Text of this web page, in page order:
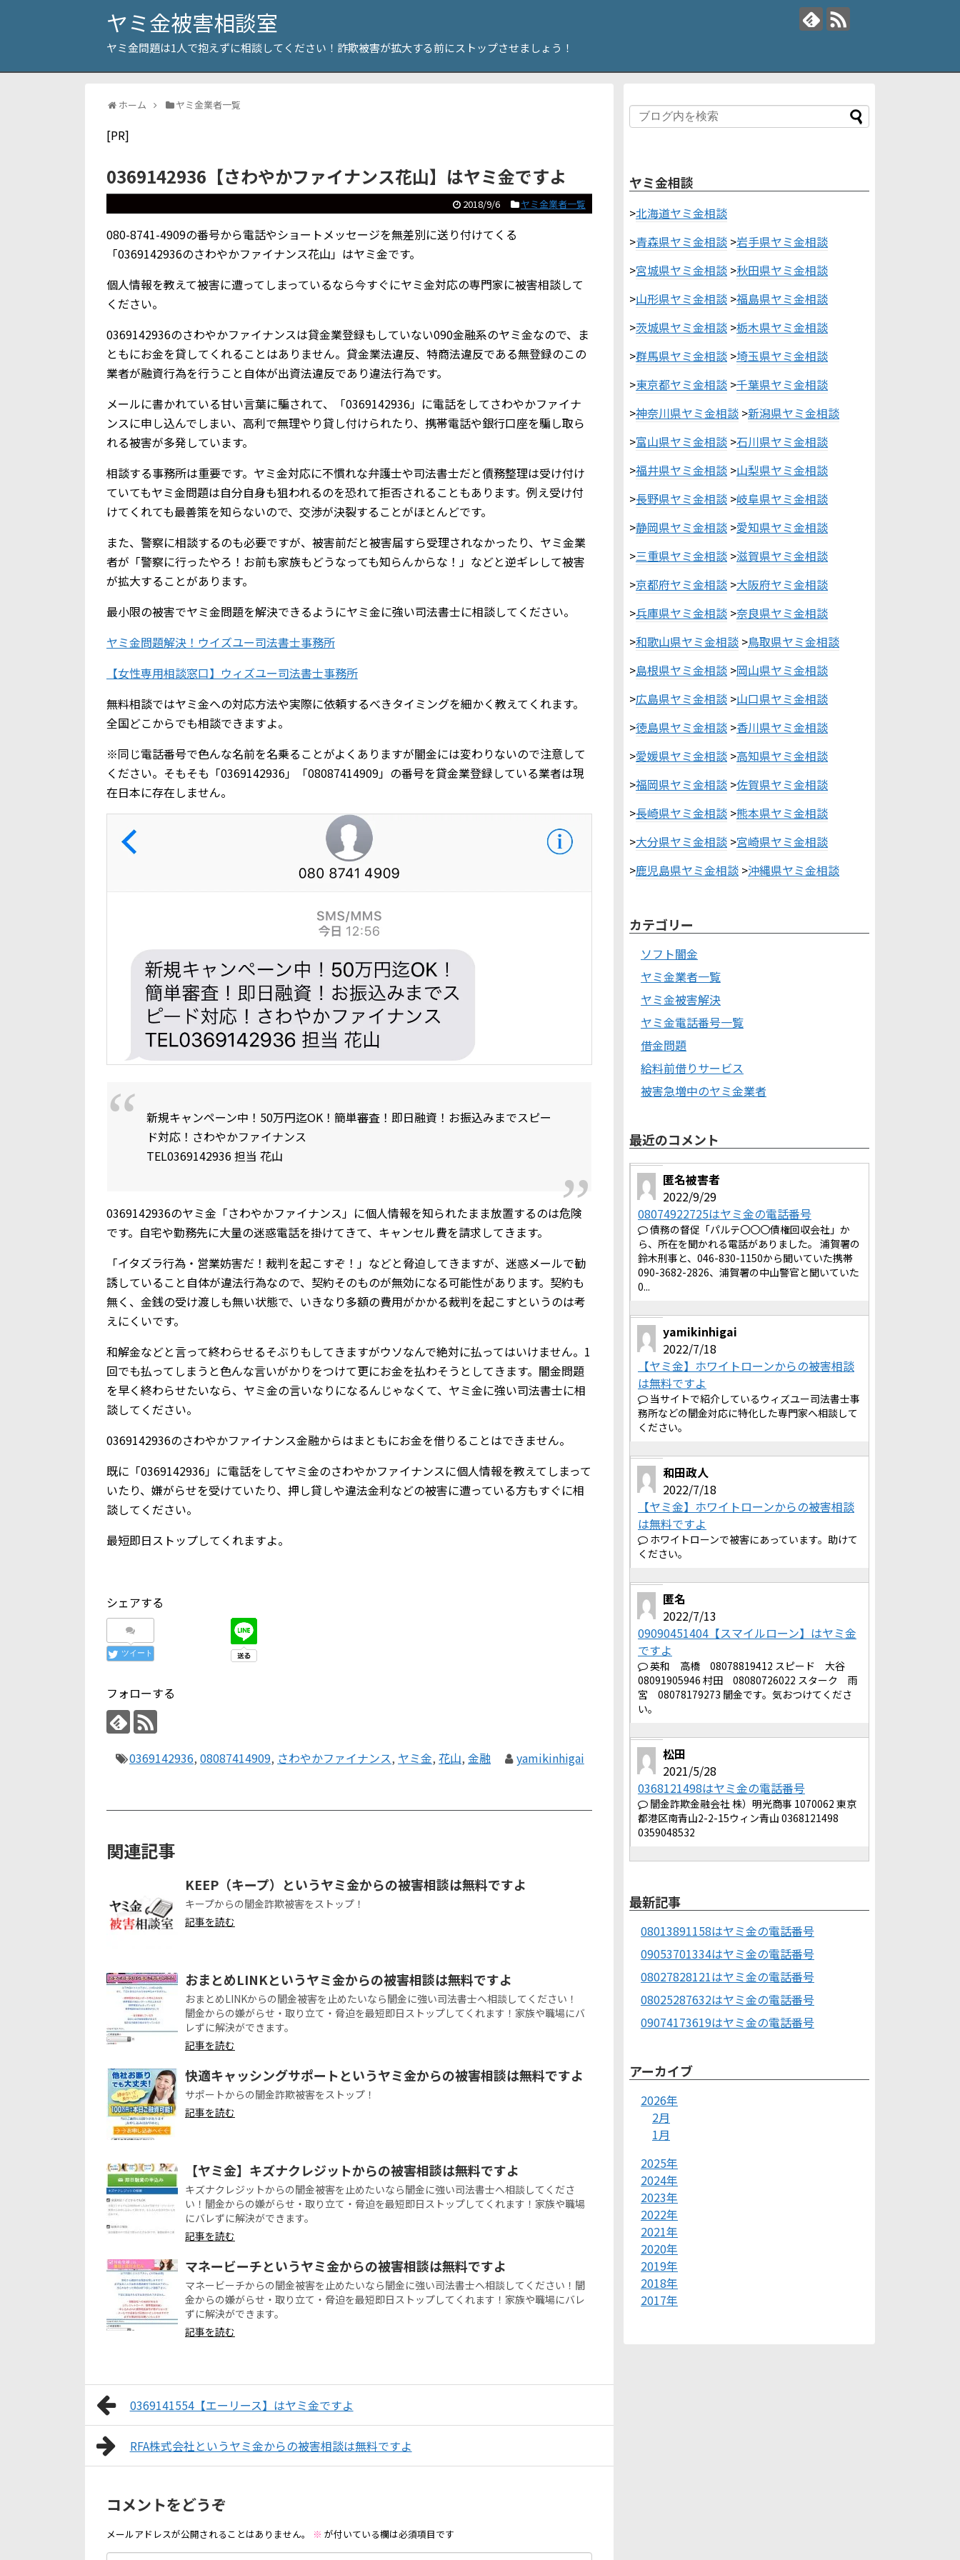
ヤミ金被害相談室
ヤミ金問題は1人で抱えずに相談してください！詐欺被害が拡大する前にストップさせましょう！
ホーム ヤミ金業者一覧
[PR]
0369142936【さわやかファイナンス花山】はヤミ金ですよ
2018/9/6 ヤミ金業者一覧
080-8741-4909の番号から電話やショートメッセージを無差別に送り付けてくる
「0369142936のさわやかファイナンス花山」はヤミ金です。
個人情報を教えて被害に遭ってしまっているなら今すぐにヤミ金対応の専門家に被害相談して
ください。
0369142936のさわやかファイナンスは貸金業登録もしていない090金融系のヤミ金なので、ま
ともにお金を貸してくれることはありません。貸金業法違反、特商法違反である無登録のこの
業者が融資行為を行うこと自体が出資法違反であり違法行為です。
メールに書かれている甘い言葉に騙されて、「0369142936」に電話をしてさわやかファイナ
ンスに申し込んでしまい、高利で無理やり貸し付けられたり、携帯電話や銀行口座を騙し取ら
れる被害が多発しています。
相談する事務所は重要です。ヤミ金対応に不慣れな弁護士や司法書士だと債務整理は受け付け
ていてもヤミ金問題は自分自身も狙われるのを恐れて拒否されることもあります。例え受け付
けてくれても最善策を知らないので、交渉が決裂することがほとんどです。
また、警察に相談するのも必要ですが、被害前だと被害届すら受理されなかったり、ヤミ金業
者が「警察に行ったやろ！お前も家族もどうなっても知らんからな！」などと逆ギレして被害
が拡大することがあります。
最小限の被害でヤミ金問題を解決できるようにヤミ金に強い司法書士に相談してください。
ヤミ金問題解決！ウイズユー司法書士事務所
【女性専用相談窓口】ウィズユー司法書士事務所
無料相談ではヤミ金への対応方法や実際に依頼するべきタイミングを細かく教えてくれます。
全国どこからでも相談できますよ。
※同じ電話番号で色んな名前を名乗ることがよくありますが闇金には変わりないので注意して
ください。そもそも「0369142936」「08087414909」の番号を貸金業登録している業者は現
在日本に存在しません。
新規キャンペーン中！50万円迄OK！簡単審査！即日融資！お振込みまでスピー
ド対応！さわやかファイナンス
TEL0369142936 担当 花山
0369142936のヤミ金「さわやかファイナンス」に個人情報を知られたまま放置するのは危険
です。自宅や勤務先に大量の迷惑電話を掛けてきて、キャンセル費を請求してきます。
「イタズラ行為・営業妨害だ！裁判を起こすぞ！」などと脅迫してきますが、迷惑メールで勧
誘していること自体が違法行為なので、契約そのものが無効になる可能性があります。契約も
無く、金銭の受け渡しも無い状態で、いきなり多額の費用がかかる裁判を起こすというのは考
えにくいです。
和解金などと言って終わらせるそぶりもしてきますがウソなんで絶対に払ってはいけません。1
回でも払ってしまうと色んな言いがかりをつけて更にお金を払わそうとしてきます。闇金問題
を早く終わらせたいなら、ヤミ金の言いなりになるんじゃなくて、ヤミ金に強い司法書士に相
談してください。
0369142936のさわやかファイナンス金融からはまともにお金を借りることはできません。
既に「0369142936」に電話をしてヤミ金のさわやかファイナンスに個人情報を教えてしまって
いたり、嫌がらせを受けていたり、押し貸しや違法金利などの被害に遭っている方もすぐに相
談してください。
最短即日ストップしてくれますよ。
シェアする
ツイート
フォローする
0369142936,08087414909, さわやかファイナンス, ヤミ金,花山,金融 yamikinhigai
関連記事
KEEP（キープ）というヤミ金からの被害相談は無料ですよ
キープからの闇金詐欺被害をストップ！
記事を読む
おまとめLINKというヤミ金からの被害相談は無料ですよ
おまとめLINKからの闇金被害を止めたいなら闇金に強い司法書士へ相談してください！
闇金からの嫌がらせ・取り立て・脅迫を最短即日ストップしてくれます！家族や職場にバ
レずに解決ができます。
記事を読む
快適キャッシングサポートというヤミ金からの被害相談は無料ですよ
サポートからの闇金詐欺被害をストップ！
記事を読む
【ヤミ金】キズナクレジットからの被害相談は無料ですよ
キズナクレジットからの闇金被害を止めたいなら闇金に強い司法書士へ相談してくださ
い！闇金からの嫌がらせ・取り立て・脅迫を最短即日ストップしてくれます！家族や職場
にバレずに解決ができます。
記事を読む
マネービーチというヤミ金からの被害相談は無料ですよ
マネービーチからの闇金被害を止めたいなら闇金に強い司法書士へ相談してください！闇
金からの嫌がらせ・取り立て・脅迫を最短即日ストップしてくれます！家族や職場にバレ
ずに解決ができます。
記事を読む
0369141554【エーリース】はヤミ金ですよ
RFA株式会社というヤミ金からの被害相談は無料ですよ
コメントをどうぞ
メールアドレスが公開されることはありません。 ※ が付いている欄は必須項目です
ヤミ金相談
>北海道ヤミ金相談
>青森県ヤミ金相談 >岩手県ヤミ金相談
>宮城県ヤミ金相談 >秋田県ヤミ金相談
>山形県ヤミ金相談 >福島県ヤミ金相談
>茨城県ヤミ金相談 >栃木県ヤミ金相談
>群馬県ヤミ金相談 >埼玉県ヤミ金相談
>東京都ヤミ金相談 >千葉県ヤミ金相談
>神奈川県ヤミ金相談 >新潟県ヤミ金相談
>富山県ヤミ金相談 >石川県ヤミ金相談
>福井県ヤミ金相談 >山梨県ヤミ金相談
>長野県ヤミ金相談 >岐阜県ヤミ金相談
>静岡県ヤミ金相談 >愛知県ヤミ金相談
>三重県ヤミ金相談 >滋賀県ヤミ金相談
>京都府ヤミ金相談 >大阪府ヤミ金相談
>兵庫県ヤミ金相談 >奈良県ヤミ金相談
>和歌山県ヤミ金相談 >鳥取県ヤミ金相談
>島根県ヤミ金相談 >岡山県ヤミ金相談
>広島県ヤミ金相談 >山口県ヤミ金相談
>徳島県ヤミ金相談 >香川県ヤミ金相談
>愛媛県ヤミ金相談 >高知県ヤミ金相談
>福岡県ヤミ金相談 >佐賀県ヤミ金相談
>長崎県ヤミ金相談 >熊本県ヤミ金相談
>大分県ヤミ金相談 >宮崎県ヤミ金相談
>鹿児島県ヤミ金相談 >沖縄県ヤミ金相談
カテゴリー
ソフト闇金
ヤミ金業者一覧
ヤミ金被害解決
ヤミ金電話番号一覧
借金問題
給料前借りサービス
被害急増中のヤミ金業者
最近のコメント
匿名被害者
2022/9/29
08074922725はヤミ金の電話番号
債務の督促「パルテ〇〇〇債権回収会社」か
ら、所在を聞かれる電話がありました。 浦賀署の
鈴木刑事と、046-830-1150から聞いていた携帯
090-3682-2826、浦賀署の中山警官と聞いていた
0...
yamikinhigai
2022/7/18
【ヤミ金】ホワイトローンからの被害相談
は無料ですよ
当サイトで紹介しているウィズユー司法書士事
務所などの闇金対応に特化した専門家へ相談して
ください。
和田政人
2022/7/18
【ヤミ金】ホワイトローンからの被害相談
は無料ですよ
ホワイトローンで被害にあっています。助けて
ください。
匿名
2022/7/13
09090451404【スマイルローン】はヤミ金
ですよ
英和 高橋 08078819412 スピード 大谷
08091905946 村田 08080726022 スターク 雨
宮 08078179273 闇金です。気おつけてくださ
い。
松田
2021/5/28
0368121498はヤミ金の電話番号
闇金詐欺金融会社 株）明光商事 1070062 東京
都港区南青山2-2-15ウィン青山 0368121498
0359048532
最新記事
08013891158はヤミ金の電話番号
09053701334はヤミ金の電話番号
08027828121はヤミ金の電話番号
08025287632はヤミ金の電話番号
09074173619はヤミ金の電話番号
アーカイブ
2026年
2月
1月
2025年
2024年
2023年
2022年
2021年
2020年
2019年
2018年
2017年